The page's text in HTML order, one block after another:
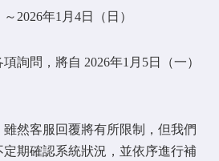
2026年1月4日（日）
詢問，將自 2026年1月5日（一）
然客服回覆將有所限制，但我們
期確認系統狀況，並依序進行補